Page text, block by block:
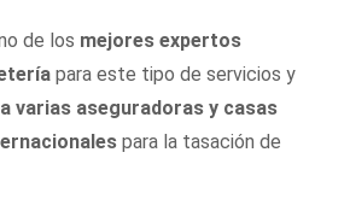
de los mejores expertos
para este tipo de servicios y
varias aseguradoras y casas
para la tasación de